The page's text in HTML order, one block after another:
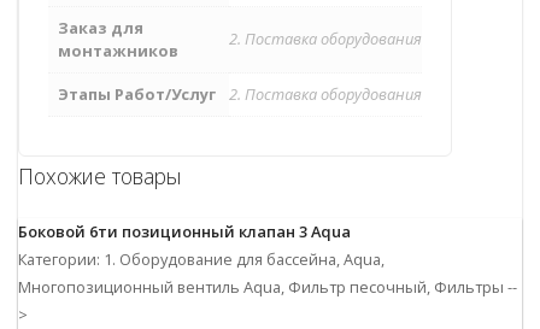
Заказ для
монтажников
2. Поставка оборудования
Этапы Работ/Услуг 2. Поставка оборудования
Похожие товары
Боковой 6ти позиционный клапан 3 Aqua
Категории: 1. Оборудование для бассейна, Aqua,
Многопозиционный вентиль Aqua, Фильтр песочный, Фильтры --
>